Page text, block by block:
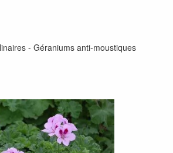
- Géraniums anti-moustiques